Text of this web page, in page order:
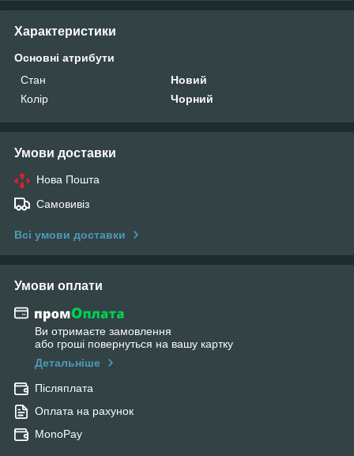
Характеристики
Основні атрибути
Стан
Новий
Колір
Чорний
Умови доставки
Нова Пошта
Самовивіз
Всі умови доставки
Умови оплати
Ви отримаєте замовлення
або гроші повернуться на вашу картку
Детальніше
Післяплата
Оплата на рахунок
MonoPay